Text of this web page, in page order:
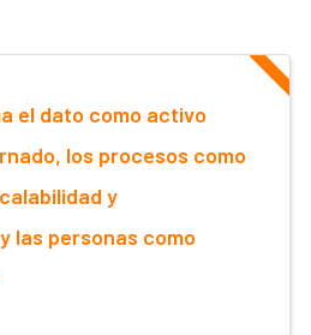
el dato como activo
los procesos como
y
las personas como